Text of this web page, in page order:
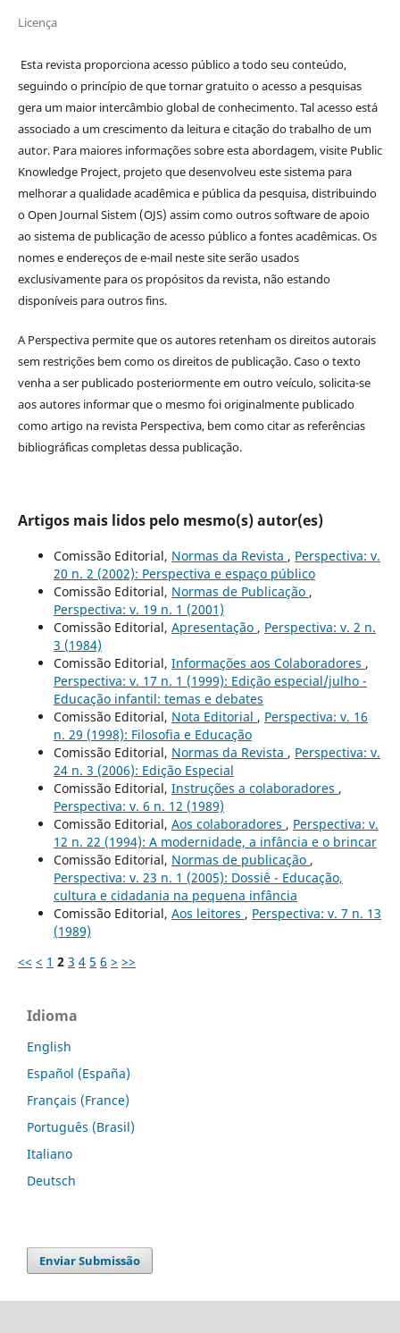
Licença
Esta revista proporciona acesso público a todo seu conteúdo,
seguindo o princípio de que tornar gratuito o acesso a pesquisas
gera um maior intercâmbio global de conhecimento. Tal acesso está
associado a um crescimento da leitura e citação do trabalho de um
autor. Para maiores informações sobre esta abordagem, visite Public
Knowledge Project, projeto que desenvolveu este sistema para
melhorar a qualidade acadêmica e pública da pesquisa, distribuindo
o Open Journal Sistem (OJS) assim como outros software de apoio
ao sistema de publicação de acesso público a fontes acadêmicas. Os
nomes e endereços de e-mail neste site serão usados
exclusivamente para os propósitos da revista, não estando
disponíveis para outros fins.
A Perspectiva permite que os autores retenham os direitos autorais
sem restrições bem como os direitos de publicação. Caso o texto
venha a ser publicado posteriormente em outro veículo, solicita-se
aos autores informar que o mesmo foi originalmente publicado
como artigo na revista Perspectiva, bem como citar as referências
bibliográficas completas dessa publicação.
Artigos mais lidos pelo mesmo(s) autor(es)
Comissão Editorial, Normas da Revista , Perspectiva: v.
20 n. 2 (2002): Perspectiva e espaço público
Comissão Editorial, Normas de Publicação ,
Perspectiva: v. 19 n. 1 (2001)
Comissão Editorial, Apresentação , Perspectiva: v. 2 n.
3 (1984)
Comissão Editorial, Informações aos Colaboradores ,
Perspectiva: v. 17 n. 1 (1999): Edição especial/julho -
Educação infantil: temas e debates
Comissão Editorial, Nota Editorial , Perspectiva: v. 16
n. 29 (1998): Filosofia e Educação
Comissão Editorial, Normas da Revista , Perspectiva: v.
24 n. 3 (2006): Edição Especial
Comissão Editorial, Instruções a colaboradores ,
Perspectiva: v. 6 n. 12 (1989)
Comissão Editorial, Aos colaboradores , Perspectiva: v.
12 n. 22 (1994): A modernidade, a infância e o brincar
Comissão Editorial, Normas de publicação ,
Perspectiva: v. 23 n. 1 (2005): Dossiê - Educação,
cultura e cidadania na pequena infância
Comissão Editorial, Aos leitores , Perspectiva: v. 7 n. 13
(1989)
<< < 1 2 3 4 5 6 > >>
Idioma
English
Español (España)
Français (France)
Português (Brasil)
Italiano
Deutsch
Enviar Submissão